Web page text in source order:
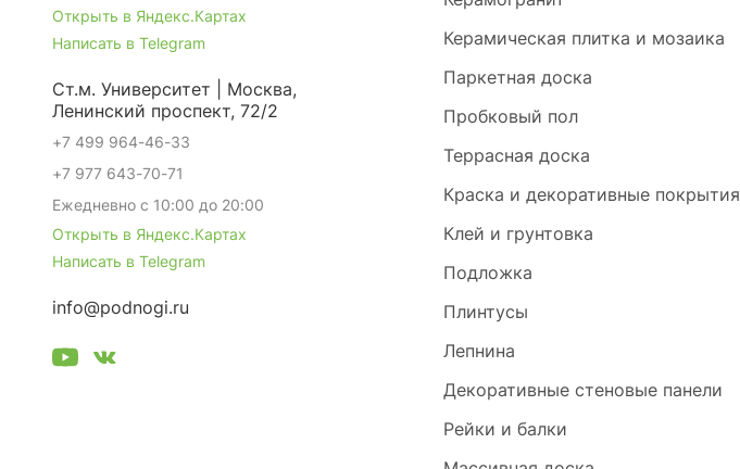
Керамическая плитка и мозаика
Паркетная доска
Пробковый пол
Террасная доска
Краска и декоративные покрытия
Клей и грунтовка
Подложка
Плинтусы
Лепнина
Декоративные стеновые панели
Рейки и балки
Открыть в Яндекс.Картах
Написать в Telegram
Ст.м. Университет | Москва,
Ленинский проспект, 72/2
+7 499 964-46-33
+7 977 643-70-71
Ежедневно с 10:00 до 20:00
Открыть в Яндекс.Картах
Написать в Telegram
info@podnogi.ru